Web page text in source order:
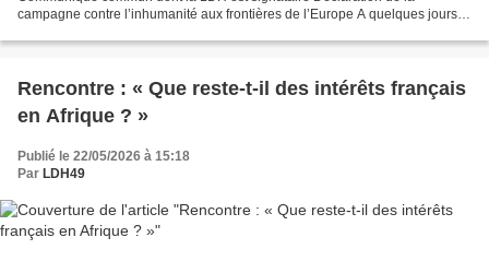
campagne contre l’inhumanité aux frontières de l’Europe A quelques jours
Rencontre : « Que reste-t-il des intérêts français
en Afrique ? »
Publié le 22/05/2026 à 15:18
Par LDH49